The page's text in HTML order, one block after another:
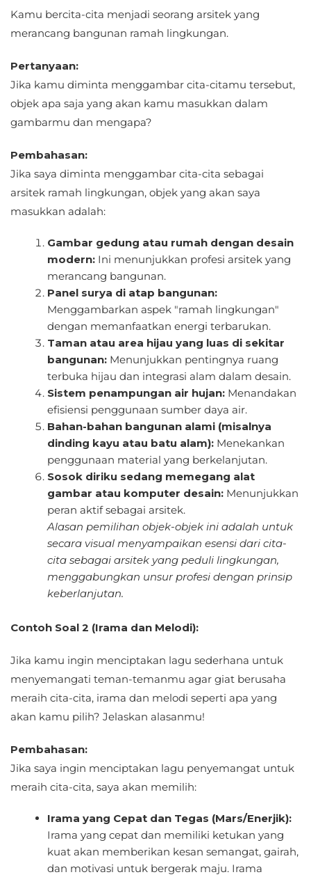
Kamu bercita-cita menjadi seorang arsitek yang
merancang bangunan ramah lingkungan.
Pertanyaan:
Jika kamu diminta menggambar cita-citamu tersebut,
objek apa saja yang akan kamu masukkan dalam
gambarmu dan mengapa?
Pembahasan:
Jika saya diminta menggambar cita-cita sebagai
arsitek ramah lingkungan, objek yang akan saya
masukkan adalah:
Gambar gedung atau rumah dengan desain
modern: Ini menunjukkan profesi arsitek yang
merancang bangunan.
Panel surya di atap bangunan:
Menggambarkan aspek "ramah lingkungan"
dengan memanfaatkan energi terbarukan.
Taman atau area hijau yang luas di sekitar
bangunan: Menunjukkan pentingnya ruang
terbuka hijau dan integrasi alam dalam desain.
Sistem penampungan air hujan: Menandakan
efisiensi penggunaan sumber daya air.
Bahan-bahan bangunan alami (misalnya
dinding kayu atau batu alam): Menekankan
penggunaan material yang berkelanjutan.
Sosok diriku sedang memegang alat
gambar atau komputer desain: Menunjukkan
peran aktif sebagai arsitek.
Alasan pemilihan objek-objek ini adalah untuk
secara visual menyampaikan esensi dari cita-
cita sebagai arsitek yang peduli lingkungan,
menggabungkan unsur profesi dengan prinsip
keberlanjutan.
Contoh Soal 2 (Irama dan Melodi):
Jika kamu ingin menciptakan lagu sederhana untuk
menyemangati teman-temanmu agar giat berusaha
meraih cita-cita, irama dan melodi seperti apa yang
akan kamu pilih? Jelaskan alasanmu!
Pembahasan:
Jika saya ingin menciptakan lagu penyemangat untuk
meraih cita-cita, saya akan memilih:
Irama yang Cepat dan Tegas (Mars/Enerjik):
Irama yang cepat dan memiliki ketukan yang
kuat akan memberikan kesan semangat, gairah,
dan motivasi untuk bergerak maju. Irama